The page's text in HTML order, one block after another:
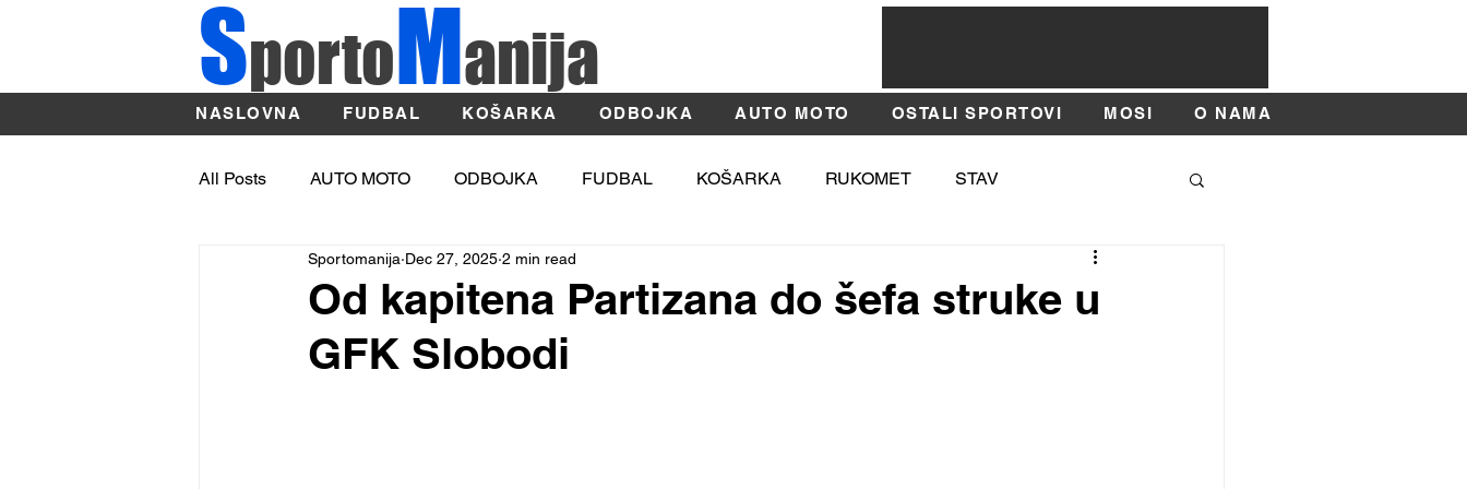
SportoManija
NASLOVNA FUDBAL KOŠARKA ODBOJKA AUTO MOTO OSTALI SPORTOVI MOSI O NAMA
All Posts AUTO MOTO ODBOJKA FUDBAL KOŠARKA RUKOMET STAV
OSTALI SPORTOVI ATLETIKA MOSI SAJAM SPORTA
BASKET
Od kapitena Partizana do šefa struke u
GFK Slobodi
Sportomanija Dec 27, 2025 2 min read